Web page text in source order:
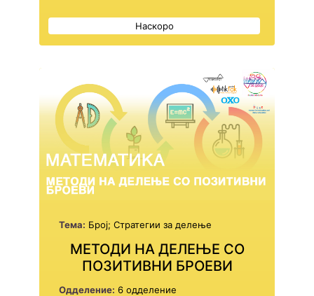
Наскоро
Тема: Број; Стратегии за делење
МЕТОДИ НА ДЕЛЕЊЕ СО
ПОЗИТИВНИ БРОЕВИ
Одделение: 6 одделение